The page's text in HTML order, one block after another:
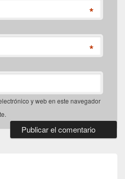
*
*
y web en este navegador